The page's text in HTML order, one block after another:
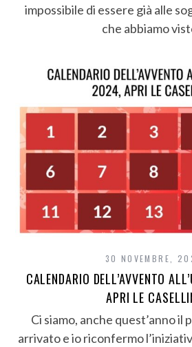
impossibile di essere già alle
che abbiamo
30 NOVEMBRE,
CALENDARIO DELL’AVVENTO
APRI LE
Ci siamo, anche quest’anno il
arrivato e io riconfermo